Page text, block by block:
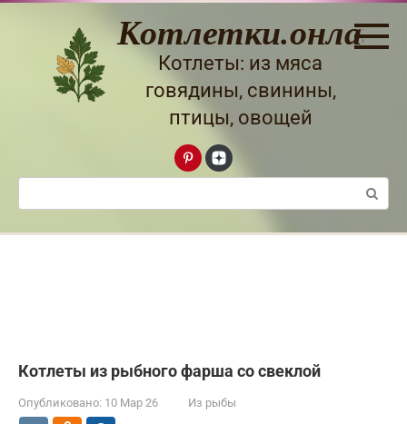
Перейти
Котлетки.онлайн
Котлеты: из мяса
говядины, свинины,
птицы, овощей
Поиск:
Котлеты из рыбного фарша со свеклой
Опубликовано: 10 Мар 26 Из рыбы